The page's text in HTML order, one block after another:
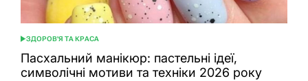
ОПУБЛІКУВАТИ
У
ЗДОРОВ'Я ТА КРАСА
Пасхальний манікюр: пастельні ідеї,
символічні мотиви та техніки 2026 року